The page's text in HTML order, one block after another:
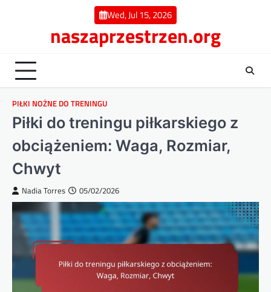
Wed, Jul 15, 2026
naszaprzestrzen.org
PIŁKI NOŻNE DO TRENINGU
Piłki do treningu piłkarskiego z
obciążeniem: Waga, Rozmiar,
Chwyt
Nadia Torres 05/02/2026